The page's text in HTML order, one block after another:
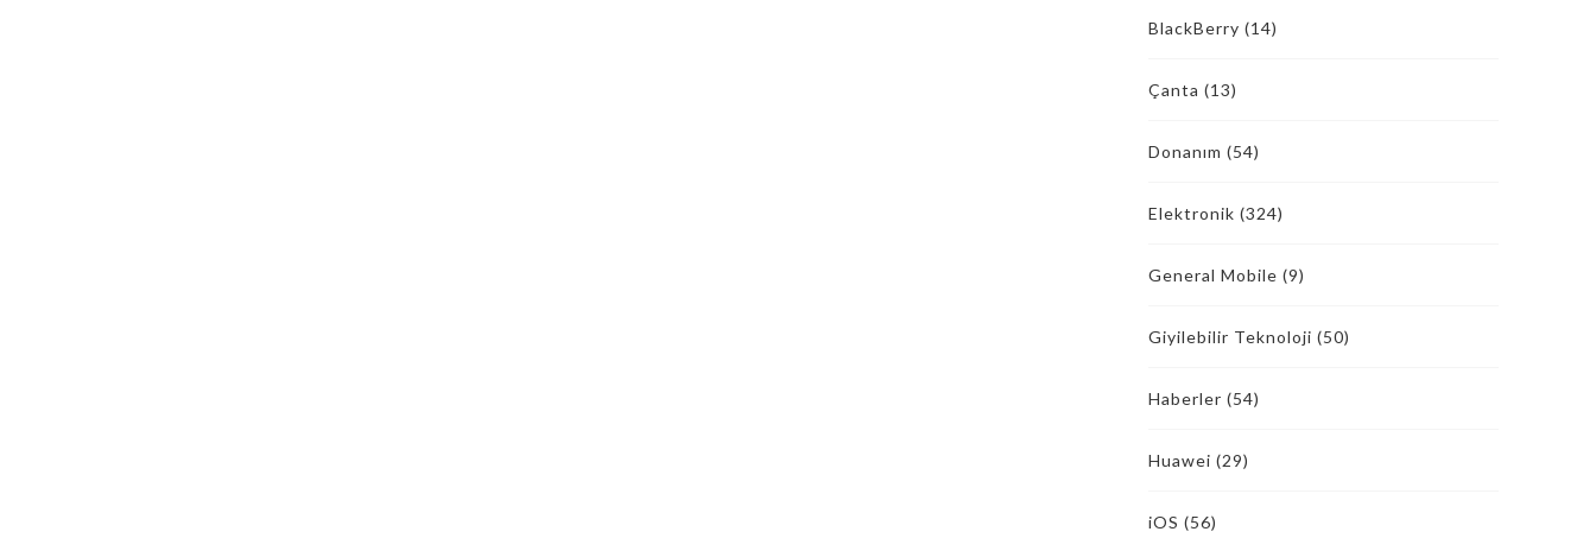
BlackBerry (14)
Çanta (13)
Donanım (54)
Elektronik (324)
General Mobile (9)
Giyilebilir Teknoloji (50)
Haberler (54)
Huawei (29)
iOS (56)